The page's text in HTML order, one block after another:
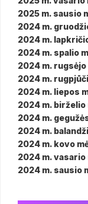
2025 m. sausio
2024 m.
2024 m.
2024 m. spalio
2024 m. rugsėjo
2024 m.
2024 m. liepos
2024 m. birželio
2024 m.
2024 m.
2024 m. kovo
2024 m. vasario
2024 m. sausio